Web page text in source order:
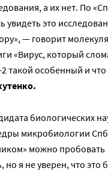
а их нет. По
увидеть это
— говорит
«Вирус, который
2 такой особенный и
биологических
микробиологии
можно пробовать
но я не уверен, что это